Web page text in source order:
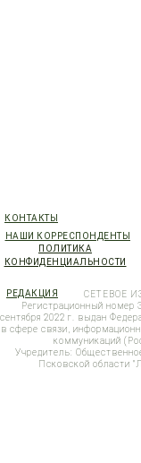
КОНТАКТЫ
НАШИ КОРРЕСПОНДЕНТЫ
ПОЛИТИКА
КОНФИДЕНЦИАЛЬНОСТИ
РЕДАКЦИЯ
СЕТЕВОЕ
Регистрационный
сентября 2022 г. выдан
в сфере связи,
коммуникаций
Учредитель:
Псковской